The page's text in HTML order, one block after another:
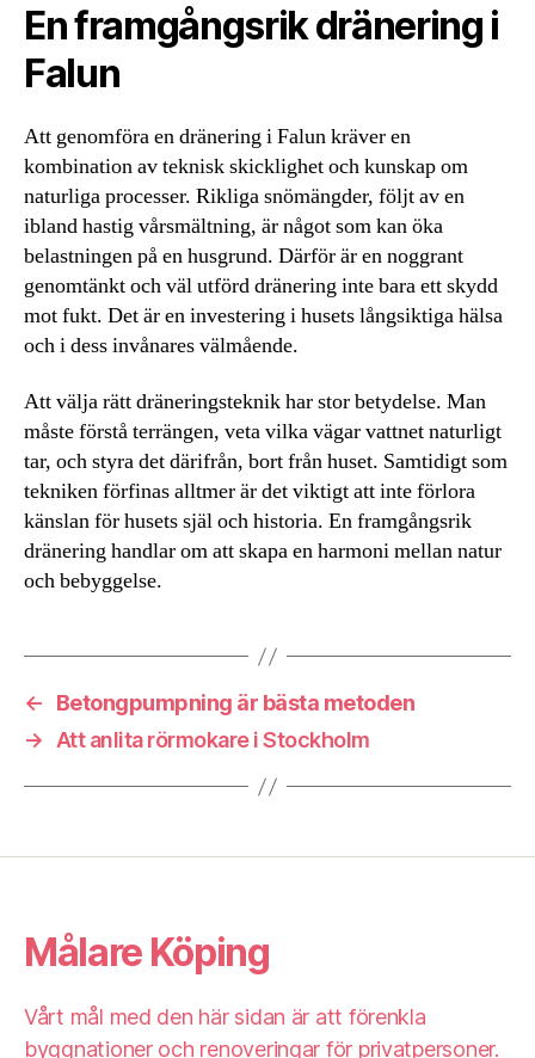
En framgångsrik dränering i
Falun
Att genomföra en dränering i Falun kräver en
kombination av teknisk skicklighet och kunskap om
naturliga processer. Rikliga snömängder, följt av en
ibland hastig vårsmältning, är något som kan öka
belastningen på en husgrund. Därför är en noggrant
genomtänkt och väl utförd dränering inte bara ett skydd
mot fukt. Det är en investering i husets långsiktiga hälsa
och i dess invånares välmående.
Att välja rätt dräneringsteknik har stor betydelse. Man
måste förstå terrängen, veta vilka vägar vattnet naturligt
tar, och styra det därifrån, bort från huset. Samtidigt som
tekniken förfinas alltmer är det viktigt att inte förlora
känslan för husets själ och historia. En framgångsrik
dränering handlar om att skapa en harmoni mellan natur
och bebyggelse.
←
Betongpumpning är bästa metoden
→ Att anlita rörmokare i Stockholm
Målare Köping
Vårt mål med den här sidan är att förenkla
byggnationer och renoveringar för privatpersoner.